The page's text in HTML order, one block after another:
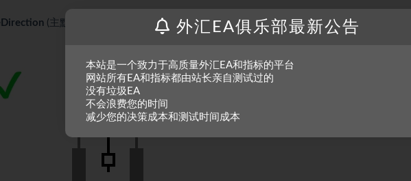
(主默认值 = true) — 指示该外汇指标，鼻部K线的方向应与形态本身的方向相
外汇EA俱乐部最新公告
本站是一个致力于高质量外汇EA和指标的平台
网站所有EA和指标都由站长亲自测试过的
没有垃圾EA
不会浪费您的时间
减少您的决策成本和测试时间成本